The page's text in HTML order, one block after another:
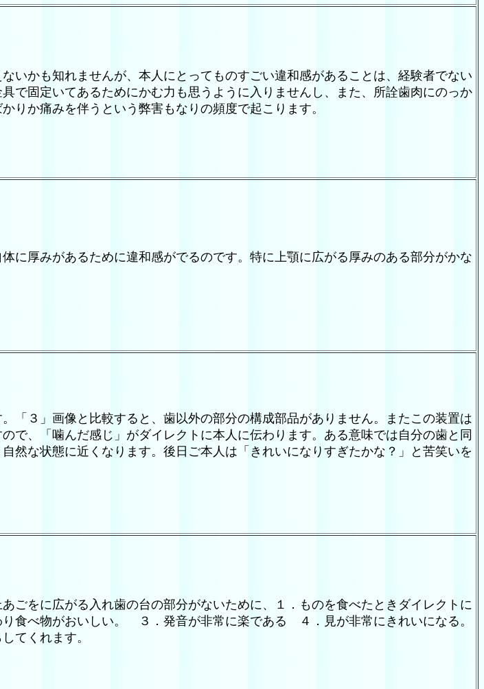
いかも知れませんが、本人にとってものすごい違和感があることは、経験者でない
で固定いてあるためにかむ力も思うように入りませんし、また、所詮歯肉にのっか
りか痛みを伴うという弊害もなりの頻度で起こります。
に厚みがあるために違和感がでるのです。特に上顎に広がる厚みのある部分がかな
「３」画像と比較すると、歯以外の部分の構成部品がありません。またこの装置は
で、「噛んだ感じ」がダイレクトに本人に伝わります。ある意味では自分の歯と同
然な状態に近くなります。後日ご本人は「きれいになりすぎたかな？」と苦笑いを
ごをに広がる入れ歯の台の部分がないために、１．ものを食べたときダイレクトに
食べ物がおいしい。 ３．発音が非常に楽である ４．見が非常にきれいになる。
てくれます。